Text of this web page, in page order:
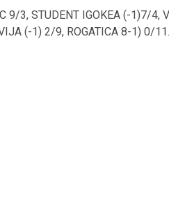
9/3, STUDENT IGOKEA (-1)7/4,
(-1) 2/9, ROGATICA 8-1) 0/11.